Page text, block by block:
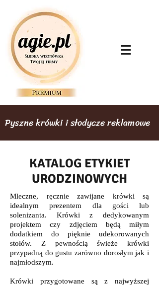
Pyszne krówki i słodycze reklamowe
KATALOG ETYKIET
URODZINOWYCH
Mleczne, ręcznie zawijane krówki są
idealnym prezentem dla gości lub
solenizanta. Krówki z dedykowanym
projektem czy zdjęciem będą miłym
dodatkiem do pięknie udekorowanych
stołów. Z pewnością świeże krówki
przypadną do gustu zarówno dorosłym jak i
najmłodszym.
Krówki przygotowane są z najwyższej